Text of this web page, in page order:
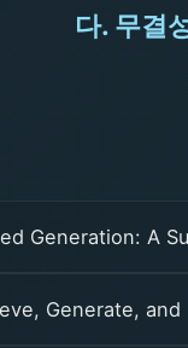
다. 무결
Generation: A
Generate,